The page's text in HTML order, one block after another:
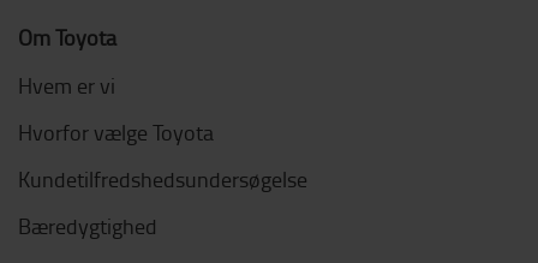
Om Toyota
Hvem er vi
Hvorfor vælge Toyota
Kundetilfredshedsundersøgelse
Bæredygtighed